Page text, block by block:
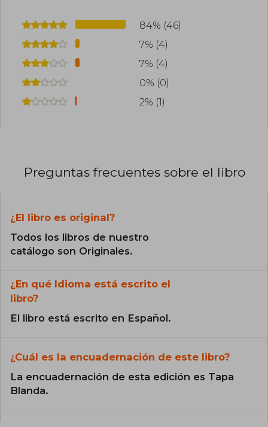
84% (46)
7% (4)
7% (4)
0% (0)
2% (1)
Preguntas frecuentes sobre el libro
¿El libro es original?
Todos los libros de nuestro
catálogo son Originales.
¿En qué Idioma está escrito el
libro?
El libro está escrito en Español.
¿Cuál es la encuadernación de este libro?
La encuadernación de esta edición es Tapa
Blanda.